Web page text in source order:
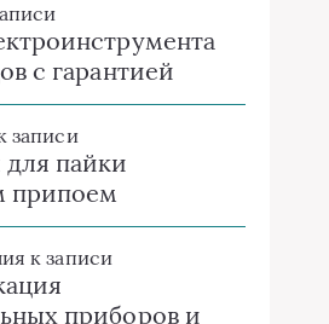
с гарантией
записи
пайки
припоем
к записи
приборов и